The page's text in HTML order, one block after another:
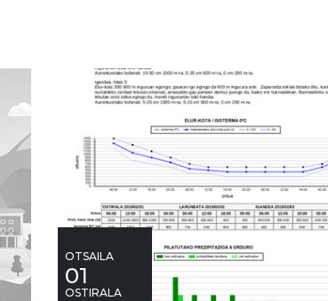
OTSAILA
01
OSTIRALA